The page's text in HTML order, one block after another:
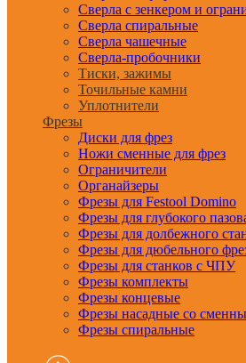
Сверла с зенкером и
Сверла спиральные
Сверла чашечные
Сверла-пробочники
Тиски, зажимы
Точильные камни
Уплотнители
Фрезы
Диски для фрез
Ножи сменные для фрез
Ограничители
Органайзеры
Фрезы для Festool Domino
Фрезы для глубокого
Фрезы для долбежного
Фрезы для дюбельного
Фрезы для станков с ЧПУ
Фрезы комплекты
Фрезы концевые
Фрезы насадные со
Фрезы спиральные